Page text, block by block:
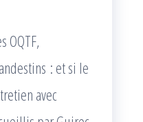
OQTF,
: et si le
avec